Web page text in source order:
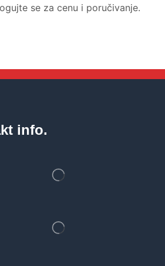
se za cenu i poručivanje.
info.